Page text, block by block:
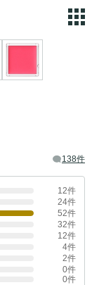
138件
12件
24件
52件
32件
12件
4件
2件
0件
0件